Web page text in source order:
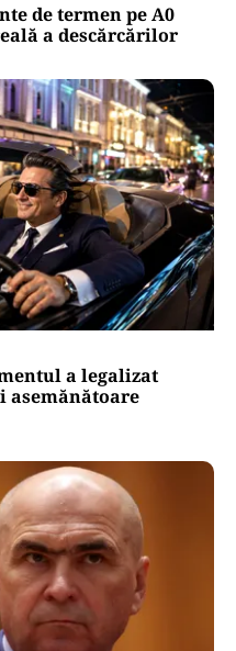
de termen pe A0
a descărcărilor
a legalizat
asemănătoare